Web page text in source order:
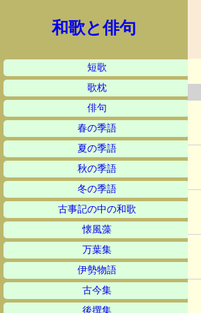
和歌と俳句
短歌
歌枕
俳句
春の季語
夏の季語
秋の季語
冬の季語
古事記の中の和歌
懐風藻
万葉集
伊勢物語
古今集
後撰集